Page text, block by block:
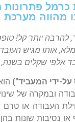
כרמל
אותו מגיש
אלפי שקלים
ובמקרה של
תוך 7 ימים